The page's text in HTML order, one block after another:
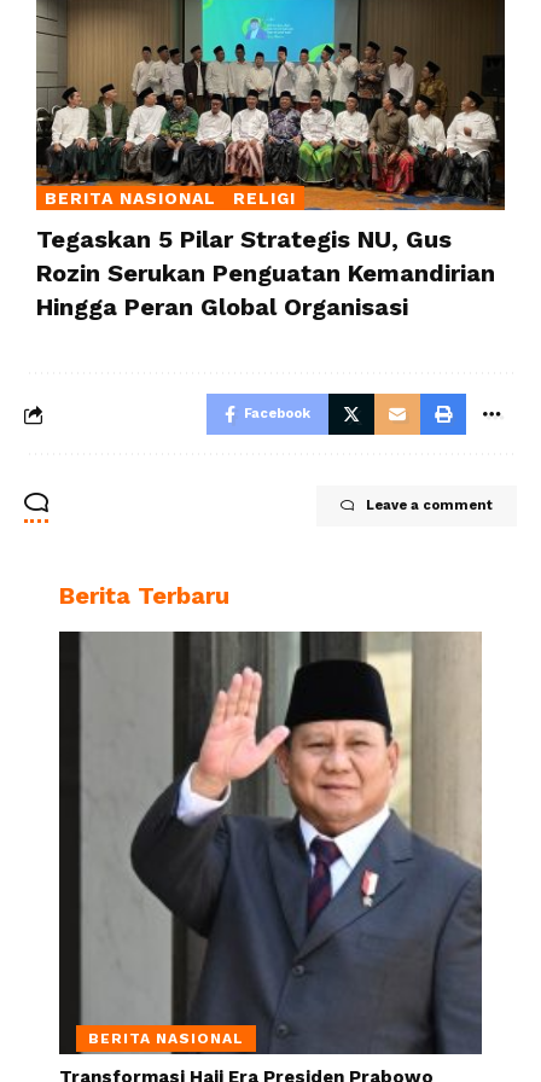
BERITA NASIONAL RELIGI
Tegaskan 5 Pilar Strategis NU, Gus
Rozin Serukan Penguatan Kemandirian
Hingga Peran Global Organisasi
Facebook
Leave a comment
Berita Terbaru
BERITA NASIONAL
Transformasi Haji Era Presiden Prabowo